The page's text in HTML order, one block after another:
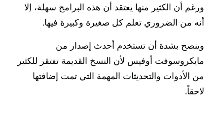
ورغم أن الكثير منها يعتقد أن هذه البرامج سهلة، إلا
أنه من الضروري تعلم كل صغيرة وكبيرة فيها.
وينصح بشدة أن تستخدم أحدث إصدار من
مايكروسوفت أوفيس لأن النسخ القديمة تفتقر للكثير
من الأدوات والتحديثات المهمة التي تمت إضافتها
لاحقاً.